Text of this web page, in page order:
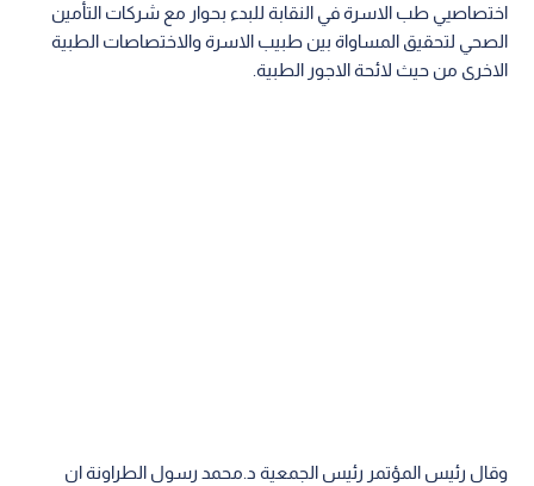
اختصاصيي طب الاسرة في النقابة للبدء بحوار مع شركات التأمين
الصحي لتحقيق المساواة بين طبيب الاسرة والاختصاصات الطبية
الاخرى من حيث لائحة الاجور الطبية.
وقال رئيس المؤتمر رئيس الجمعية د.محمد رسول الطراونة ان